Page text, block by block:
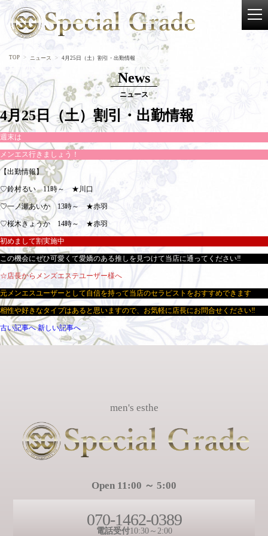
TOP ニュース 4月25日（土）割引・出勤情報
News
ニュース
4月25日（土）割引・出勤情報
週末は
メンエス行きましょう！
【出勤情報】
♡鈴村るい 11時～ ★川口
♡一ノ瀬あいか 13時～ ★赤羽
♡桜木きょうか 14時～ ★赤羽
初めまして割実施中
この機会にぜひ可愛くて愛嬌のある推しを見つけて当店に通ってください‼
☆店長からメンズエステユーザー様へ
元メンエスユーザーとして自信を持って当店のセラピストをおすすめできます
相性や好きなタイプはあると思いますので、お気軽に店長にお問合せください‼
古い記事へ 新しい記事へ
men's esthe
Open 11:00 ～ 5:00
070-1462-0389
電話受付10:30～2:00